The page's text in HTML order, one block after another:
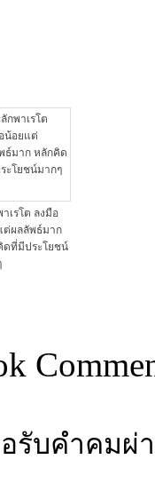
เรโต ลงมือ
ต่ผลลัพธ์มาก
ดที่มีประโยชน์
รับคำคมผ่า